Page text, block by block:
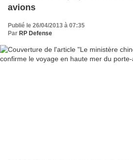
avions
Publié le 26/04/2013 à 07:35
Par RP Defense